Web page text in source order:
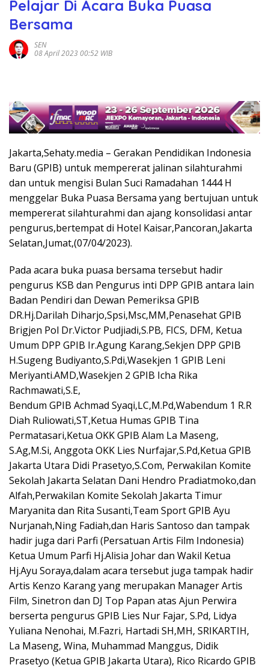
Pelajar Di Acara Buka Puasa
Bersama
SEN
08 April 2023 00:52 WIB
Jakarta,Sehaty.media – Gerakan Pendidikan Indonesia
Baru (GPIB) untuk mempererat jalinan silahturahmi
dan untuk mengisi Bulan Suci Ramadahan 1444 H
menggelar Buka Puasa Bersama yang bertujuan untuk
mempererat silahturahmi dan ajang konsolidasi antar
pengurus,bertempat di Hotel Kaisar,Pancoran,Jakarta
Selatan,Jumat,(07/04/2023).
Pada acara buka puasa bersama tersebut hadir
pengurus KSB dan Pengurus inti DPP GPIB antara lain
Badan Pendiri dan Dewan Pemeriksa GPIB
DR.Hj.Darilah Diharjo,Spsi,Msc,MM,Penasehat GPIB
Brigjen Pol Dr.Victor Pudjiadi,S.PB, FICS, DFM, Ketua
Umum DPP GPIB Ir.Agung Karang,Sekjen DPP GPIB
H.Sugeng Budiyanto,S.Pdi,Wasekjen 1 GPIB Leni
Meriyanti.AMD,Wasekjen 2 GPIB Icha Rika
Rachmawati,S.E,
Bendum GPIB Achmad Syaqi,LC,M.Pd,Wabendum 1 R.R
Diah Ruliowati,ST,Ketua Humas GPIB Tina
Permatasari,Ketua OKK GPIB Alam La Maseng,
S.Ag,M.Si, Anggota OKK Lies Nurfajar,S.Pd,Ketua GPIB
Jakarta Utara Didi Prasetyo,S.Com, Perwakilan Komite
Sekolah Jakarta Selatan Dani Hendro Pradiatmoko,dan
Alfah,Perwakilan Komite Sekolah Jakarta Timur
Maryanita dan Rita Susanti,Team Sport GPIB Ayu
Nurjanah,Ning Fadiah,dan Haris Santoso dan tampak
hadir juga dari Parfi (Persatuan Artis Film Indonesia)
Ketua Umum Parfi Hj.Alisia Johar dan Wakil Ketua
Hj.Ayu Soraya,dalam acara tersebut juga tampak hadir
Artis Kenzo Karang yang merupakan Manager Artis
Film, Sinetron dan DJ Top Papan atas Ajun Perwira
berserta pengurus GPIB Lies Nur Fajar, S.Pd, Lidya
Yuliana Nenohai, M.Fazri, Hartadi SH,MH, SRIKARTIH,
La Maseng, Wina, Muhammad Manggus, Didik
Prasetyo (Ketua GPIB Jakarta Utara), Rico Ricardo GPIB